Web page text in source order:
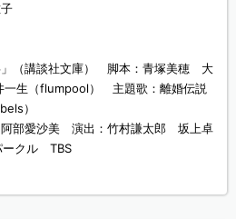
」（講談社文庫） 脚本：青塚美穂 大
生（flumpool） 主題歌：離婚伝説
）
部愛沙美 演出：竹村謙太郎 坂上卓
クル TBS